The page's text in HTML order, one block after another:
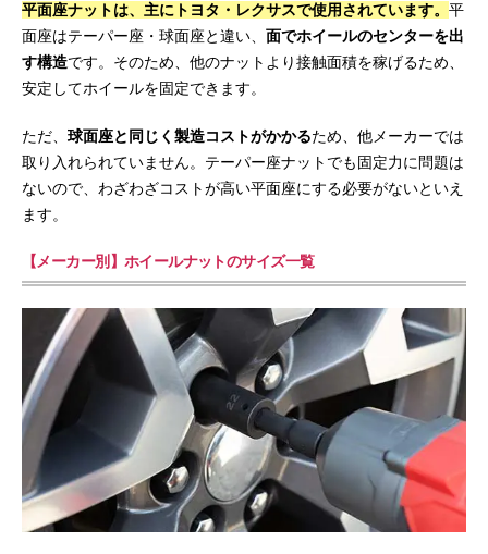
平面座ナットは、主にトヨタ・レクサスで使用されています。 平
面座はテーパー座・球面座と違い、 面でホイールのセンターを出
す構造です。そのため、他のナットより接触面積を稼げるため、
安定してホイールを固定できます。
ただ、 球面座と同じく製造コストがかかるため、他メーカーでは
取り入れられていません。テーパー座ナットでも固定力に問題は
ないので、わざわざコストが高い平面座にする必要がないといえ
ます。
【メーカー別】ホイールナットのサイズ一覧